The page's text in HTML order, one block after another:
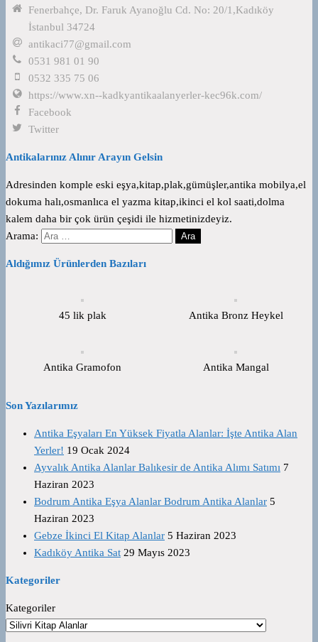
Fenerbahçe, Dr. Faruk Ayanoğlu Cd. No: 20/1,Kadıköy
İstanbul 34724
antikaci77@gmail.com
0531 981 01 90
0532 335 75 06
https://www.xn--kadkyantikaalanyerler-kec96k.com/
Facebook
Twitter
Antikalarınız Alınır Arayın Gelsin
Adresinden komple eski eşya,kitap,plak,gümüşler,antika mobilya,el
dokuma halı,osmanlıca el yazma kitap,ikinci el kol saati,dolma
kalem daha bir çok ürün çeşidi ile hizmetinizdeyiz.
Arama:
Aldığımız Ürünlerden Bazıları
45 lik plak Antika Bronz Heykel
Antika Gramofon Antika Mangal
Son Yazılarımız
Antika Eşyaları En Yüksek Fiyatla Alanlar: İşte Antika Alan
Yerler! 19 Ocak 2024
Ayvalık Antika Alanlar Balıkesir de Antika Alımı Satımı 7
Haziran 2023
Bodrum Antika Eşya Alanlar Bodrum Antika Alanlar 5
Haziran 2023
Gebze İkinci El Kitap Alanlar 5 Haziran 2023
Kadıköy Antika Sat 29 Mayıs 2023
Kategoriler
Kategoriler